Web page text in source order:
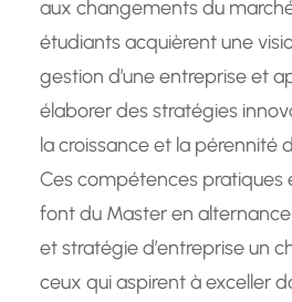
aux changements du
étudiants acquièrent une
gestion d’une entreprise et
élaborer des stratégies
la croissance et la pérennité
Ces compétences pratiques
font du Master en
et stratégie d’entreprise un
ceux qui aspirent à exceller